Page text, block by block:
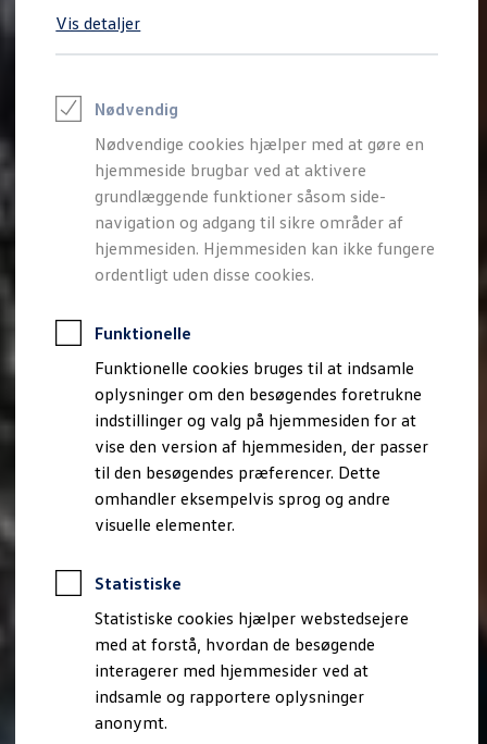
Vis detaljer
Nødvendig
Nødvendige cookies hjælper med at gøre en
hjemmeside brugbar ved at aktivere
grundlæggende funktioner såsom side-
navigation og adgang til sikre områder af
hjemmesiden. Hjemmesiden kan ikke fungere
ordentligt uden disse cookies.
Funktionelle
Funktionelle cookies bruges til at indsamle
oplysninger om den besøgendes foretrukne
indstillinger og valg på hjemmesiden for at
vise den version af hjemmesiden, der passer
til den besøgendes præferencer. Dette
omhandler eksempelvis sprog og andre
visuelle elementer.
Statistiske
Statistiske cookies hjælper webstedsejere
med at forstå, hvordan de besøgende
interagerer med hjemmesider ved at
indsamle og rapportere oplysninger
anonymt.
Udregn din rækkevidde
Lær din ID. at kende
Varmepumpe
Energieffektivitet
Teaser Battery Regulation
Software og konnektivitet
ID. Software 6.0
ID.- softwareversioner og opdateringer
Grænseflader til din ID.
Køb og leasing
Lagerbiler til hurtig levering
Book en prøvetur
Bestil et tilbud
Brugte biler
Pendlerleasing
Budgetberegner
Firmabil
Vejen til en ny Volkswagen
Online Privatleasing
Finansiering og forsikring
Volkswagen Forsikring
Volkswagen Finansiering
Ejere og services
Book tid på værkstedet
Service
Serviceabonnementer
Service 5+
Service på elbiler
Prismatch
Fordele ved autoriseret værksted
Brugbar information